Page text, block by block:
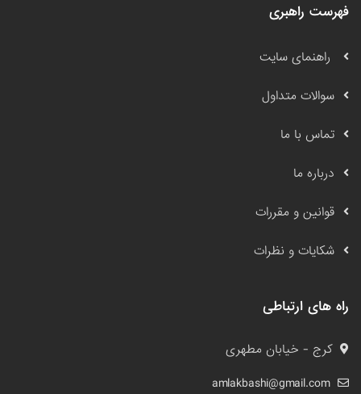
فهرست راهبری
راهنمای سایت
سوالات متداول
تماس با ما
درباره ما
قوانین و مقررات
شکایات و نظرات
راه های ارتباطی
کرج - خیابان مطهری
amlakbashi@gmail.com